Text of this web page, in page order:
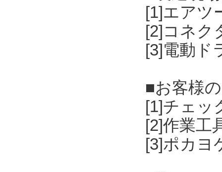
[1]エアツ
[2]コネク
[3]電動ド
■お客様
[1]チェッ
[2]作業工
[3]ポカヨ